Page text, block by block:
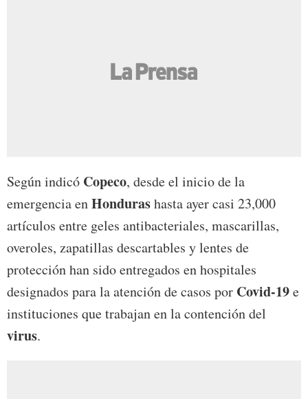
Según indicó Copeco, desde el inicio de la
emergencia enHondurashasta ayer casi 23,000
artículos entre geles antibacteriales, mascarillas,
overoles, zapatillas descartables y lentes de
protección han sido entregados en hospitales
designados para la atención de casos por Covid-19e
instituciones que trabajan en la contención del
virus.